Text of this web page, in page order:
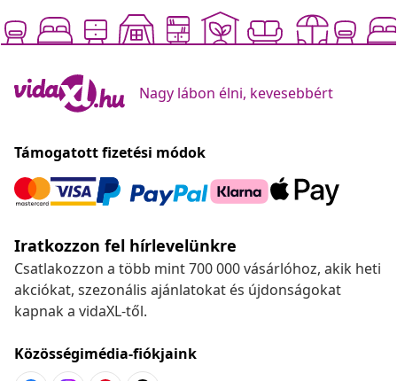
Nagy lábon élni, kevesebbért
Támogatott fizetési módok
Iratkozzon fel hírlevelünkre
Csatlakozzon a több mint 700 000 vásárlóhoz, akik heti
akciókat, szezonális ajánlatokat és újdonságokat
kapnak a vidaXL-től.
Közösségimédia-fiókjaink